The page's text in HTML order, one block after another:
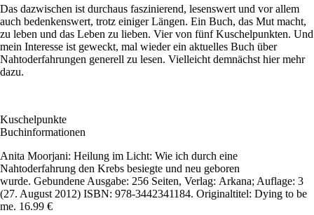
Das dazwischen ist durchaus faszinierend, lesenswert und vor allem
auch bedenkenswert, trotz einiger Längen. Ein Buch, das Mut macht,
zu leben und das Leben zu lieben. Vier von fünf Kuschelpunkten. Und
mein Interesse ist geweckt, mal wieder ein aktuelles Buch über
Nahtoderfahrungen generell zu lesen. Vielleicht demnächst hier mehr
dazu.
Kuschelpunkte
Buchinformationen
Anita Moorjani: Heilung im Licht: Wie ich durch eine
Nahtoderfahrung den Krebs besiegte und neu geboren
wurde. Gebundene Ausgabe: 256 Seiten, Verlag: Arkana; Auflage: 3
(27. August 2012) ISBN: 978-3442341184. Originaltitel: Dying to be
me. 16.99 €